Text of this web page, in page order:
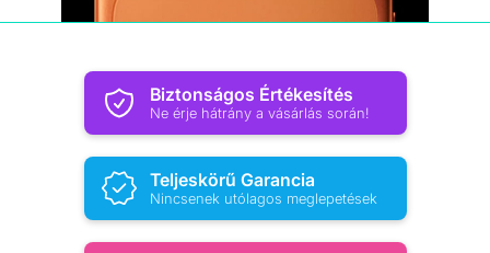
Biztonságos Értékesítés
Ne érje hátrány a vásárlás során!
Teljeskörű Garancia
Nincsenek utólagos meglepetések